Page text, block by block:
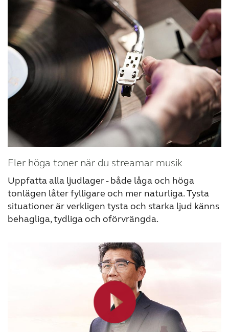
Fler höga toner när du streamar musik
Uppfatta alla ljudlager - både låga och höga
tonlägen låter fylligare och mer naturliga. Tysta
situationer är verkligen tysta och starka ljud känns
behagliga, tydliga och oförvrängda.